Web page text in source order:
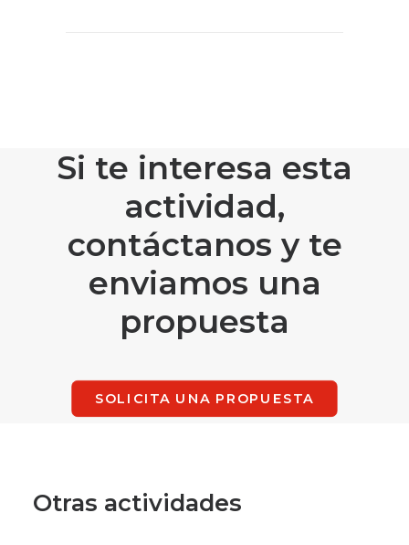
Si te interesa esta
actividad,
contáctanos y te
enviamos una
propuesta
SOLICITA UNA PROPUESTA
Otras actividades